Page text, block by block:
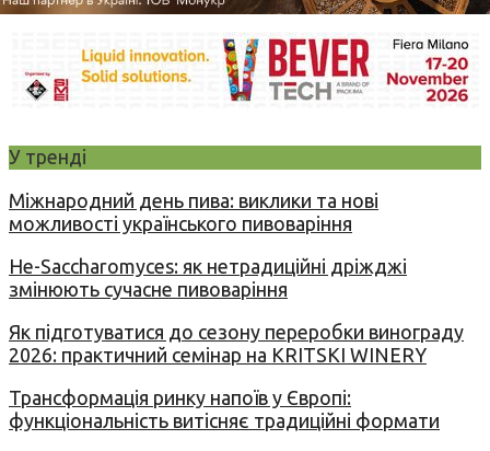
У тренді
Міжнародний день пива: виклики та нові
можливості українського пивоваріння
Не-Saccharomyces: як нетрадиційні дріжджі
змінюють сучасне пивоваріння
Як підготуватися до сезону переробки винограду
2026: практичний семінар на KRITSKI WINERY
Трансформація ринку напоїв у Європі:
функціональність витісняє традиційні формати